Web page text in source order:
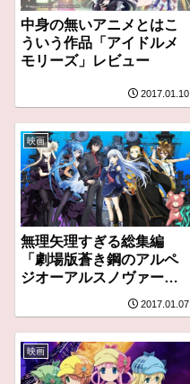
中身の無いアニメとはこ
ういう作品「アイドルメ
モリーズ」レビュー
2017.01.10
映画
無理矢理すぎる総集編
「劇場版蒼き鋼のアルペ
ジオーアルスノヴァー
2017.01.07
映画